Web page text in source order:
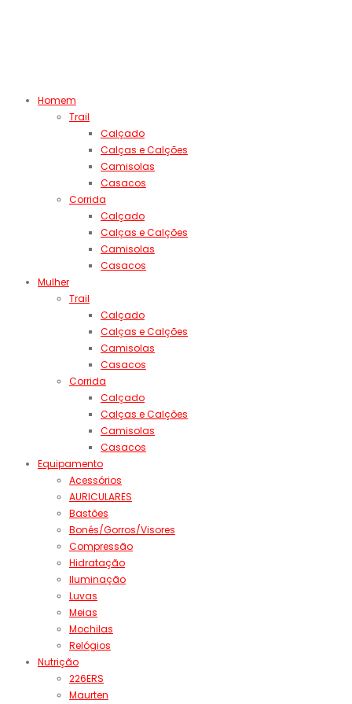
Homem
Trail
Calçado
Calças e Calções
Camisolas
Casacos
Corrida
Calçado
Calças e Calções
Camisolas
Casacos
Mulher
Trail
Calçado
Calças e Calções
Camisolas
Casacos
Corrida
Calçado
Calças e Calções
Camisolas
Casacos
Equipamento
Acessórios
AURICULARES
Bastões
Bonés/Gorros/Visores
Compressão
Hidratação
Iluminação
Luvas
Meias
Mochilas
Relógios
Nutrição
226ERS
Maurten